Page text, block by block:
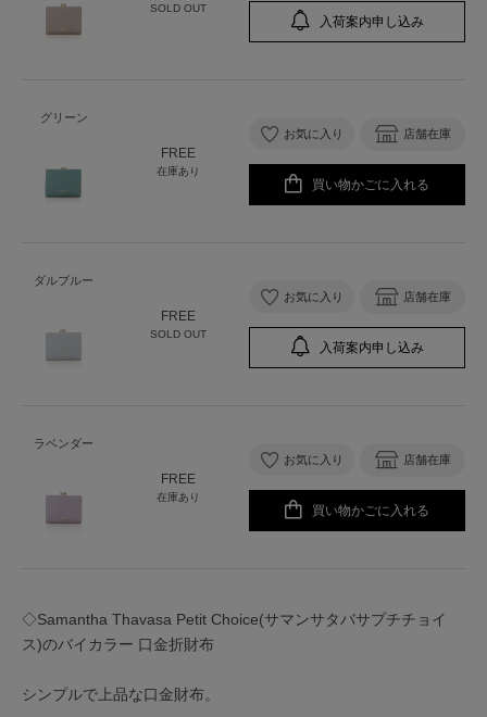
SOLD OUT
入荷案内申し込み
グリーン
FREE
在庫あり
お気に入り 店舗在庫
買い物かごに入れる
ダルブルー
FREE
SOLD OUT
お気に入り 店舗在庫
入荷案内申し込み
ラベンダー
FREE
在庫あり
お気に入り 店舗在庫
買い物かごに入れる
◇Samantha Thavasa Petit Choice(サマンサタバサプチチョイ
ス)のバイカラー 口金折財布
シンプルで上品な口金財布。